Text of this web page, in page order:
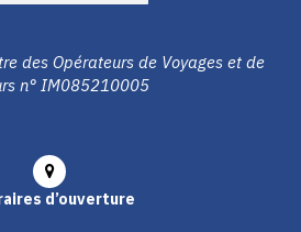
des Opérateurs de Voyages et de
n° IM085210005
d’ouverture